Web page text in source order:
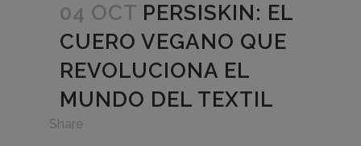
04 OCT PERSISKIN: EL
CUERO VEGANO QUE
REVOLUCIONA EL
MUNDO DEL TEXTIL
Share